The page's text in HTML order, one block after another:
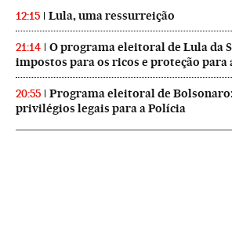
12:15 Lula, uma ressurreição
21:14
O programa eleitoral de Lula da
impostos para os ricos e proteção para
20:55
Programa eleitoral de
privilégios legais para a Polícia